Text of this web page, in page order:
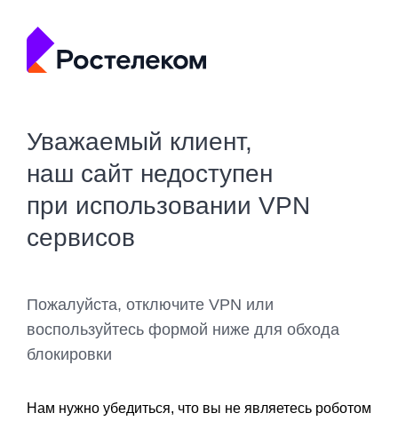
Уважаемый клиент,
наш сайт недоступен
при использовании VPN
сервисов
Пожалуйста, отключите VPN или
воспользуйтесь формой ниже для обхода
блокировки
Нам нужно убедиться, что вы не являетесь роботом